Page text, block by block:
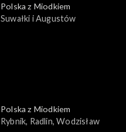
Polska z Miodkiem
Suwałki i Augustów
Polska z Miodkiem
Rybnik, Radlin, Wodzisław